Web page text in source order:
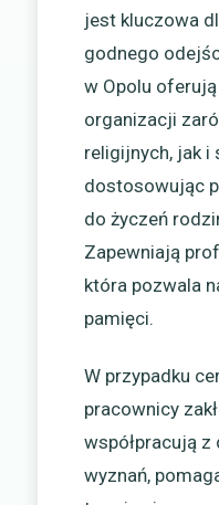
jest kluczowa
godnego
w Opolu
organizacji
religijnych, jak i
dostosowując
do życzeń
Zapewniają
która pozwala
pamięci.
W przypadku
pracownicy
współpracują
wyznań,